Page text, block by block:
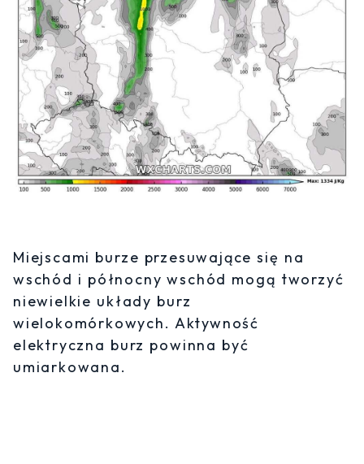
Miejscami burze przesuwające się na
wschód i północny wschód mogą tworzyć
niewielkie układy burz
wielokomórkowych. Aktywność
elektryczna burz powinna być
umiarkowana.